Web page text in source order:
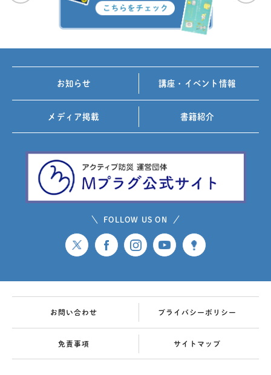
お知らせ 講座・イベント情報
メディア掲載 書籍紹介
FOLLOW US ON
お問い合わせ プライバシーポリシー
免責事項 サイトマップ